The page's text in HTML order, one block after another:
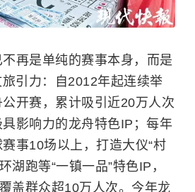
再是单纯的赛事本身，而是
引力：自2012年起连续举
开赛，累计吸引近20万人次
影响力的龙舟特色IP；每年
事10场以上，打造大仪“村
湖跑等“一镇一品”特色IP，
盖群众超10万人次。今年龙